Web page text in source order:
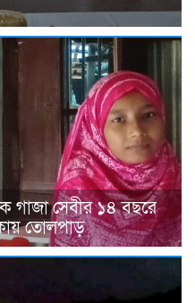
গাজা সেবীর ১৪ বছরে
তোলপাড়